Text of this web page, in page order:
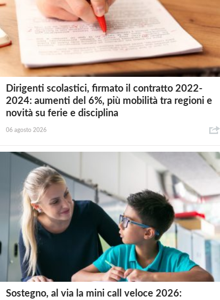
Dirigenti scolastici, firmato il contratto 2022-
2024: aumenti del 6%, più mobilità tra regioni e
novità su ferie e disciplina
06 agosto 2026
Sostegno, al via la mini call veloce 2026: